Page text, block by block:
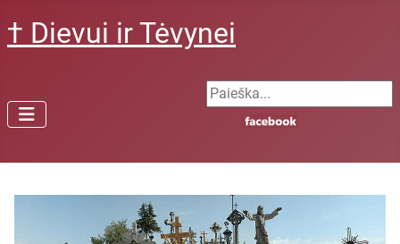
† Dievui ir Tėvynei
Search ...